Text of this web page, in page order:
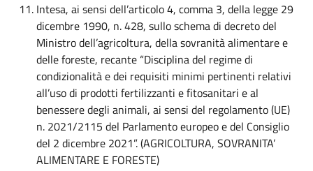
Intesa, ai sensi dell’articolo 4, comma 3, della legge 29
dicembre 1990, n. 428, sullo schema di decreto del
Ministro dell’agricoltura, della sovranità alimentare e
delle foreste, recante “Disciplina del regime di
condizionalità e dei requisiti minimi pertinenti relativi
all’uso di prodotti fertilizzanti e fitosanitari e al
benessere degli animali, ai sensi del regolamento (UE)
n. 2021/2115 del Parlamento europeo e del Consiglio
del 2 dicembre 2021”. (AGRICOLTURA, SOVRANITA’
ALIMENTARE E FORESTE)